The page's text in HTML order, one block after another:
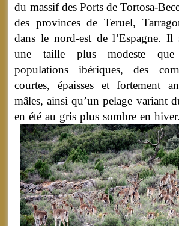
du massif des Ports de Tortosa-
des provinces de Teruel,
dans le nord-est de l’Espagne. Il
une taille plus modeste que
populations ibériques, des
courtes, épaisses et fortement
mâles, ainsi qu’un pelage variant
en été au gris plus sombre en hiver.